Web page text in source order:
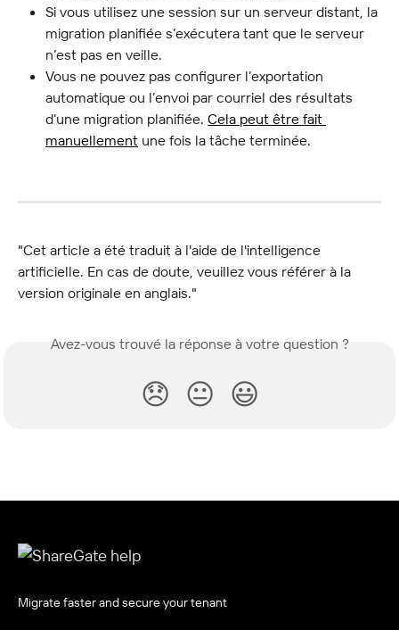
Si vous utilisez une session sur un serveur distant, la
migration planifiée s’exécutera tant que le serveur
n’est pas en veille.
Vous ne pouvez pas configurer l’exportation
automatique ou l’envoi par courriel des résultats
d’une migration planifiée. Cela peut être fait
manuellement une fois la tâche terminée.
"Cet article a été traduit à l'aide de l'intelligence
artificielle. En cas de doute, veuillez vous référer à la
version originale en anglais."
Avez-vous trouvé la réponse à votre question ?
😞 😐 😃
Migrate faster and secure your tenant